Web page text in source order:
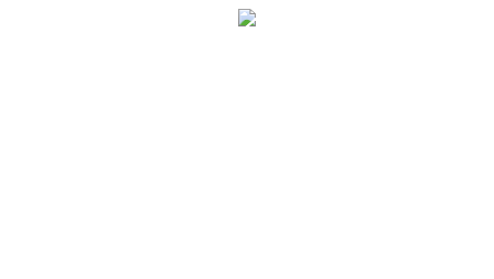
Bildergalerie überspringen